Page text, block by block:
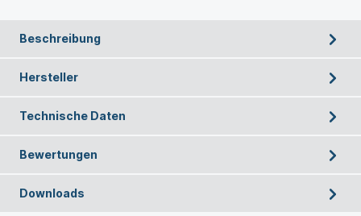
Beschreibung
Hersteller
Technische Daten
Bewertungen
Downloads